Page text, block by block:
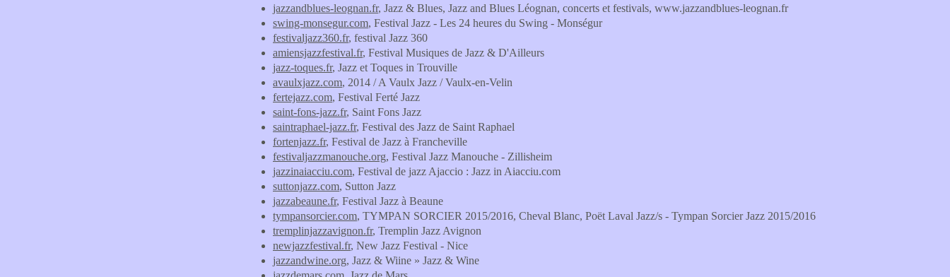
jazzandblues-leognan.fr, Jazz & Blues, Jazz and Blues Léognan, concerts et festivals, www.jazzandblues-leognan.fr
swing-monsegur.com, Festival Jazz - Les 24 heures du Swing - Monségur
festivaljazz360.fr, festival Jazz 360
amiensjazzfestival.fr, Festival Musiques de Jazz & D'Ailleurs
jazz-toques.fr, Jazz et Toques in Trouville
avaulxjazz.com, 2014 / A Vaulx Jazz / Vaulx-en-Velin
fertejazz.com, Festival Ferté Jazz
saint-fons-jazz.fr, Saint Fons Jazz
saintraphael-jazz.fr, Festival des Jazz de Saint Raphael
fortenjazz.fr, Festival de Jazz à Francheville
festivaljazzmanouche.org, Festival Jazz Manouche - Zillisheim
jazzinaiacciu.com, Festival de jazz Ajaccio : Jazz in Aiacciu.com
suttonjazz.com, Sutton Jazz
jazzabeaune.fr, Festival Jazz à Beaune
tympansorcier.com, TYMPAN SORCIER 2015/2016, Cheval Blanc, Poët Laval Jazz/s - Tympan Sorcier Jazz 2015/2016
tremplinjazzavignon.fr, Tremplin Jazz Avignon
newjazzfestival.fr, New Jazz Festival - Nice
jazzandwine.org, Jazz & Wiine » Jazz & Wine